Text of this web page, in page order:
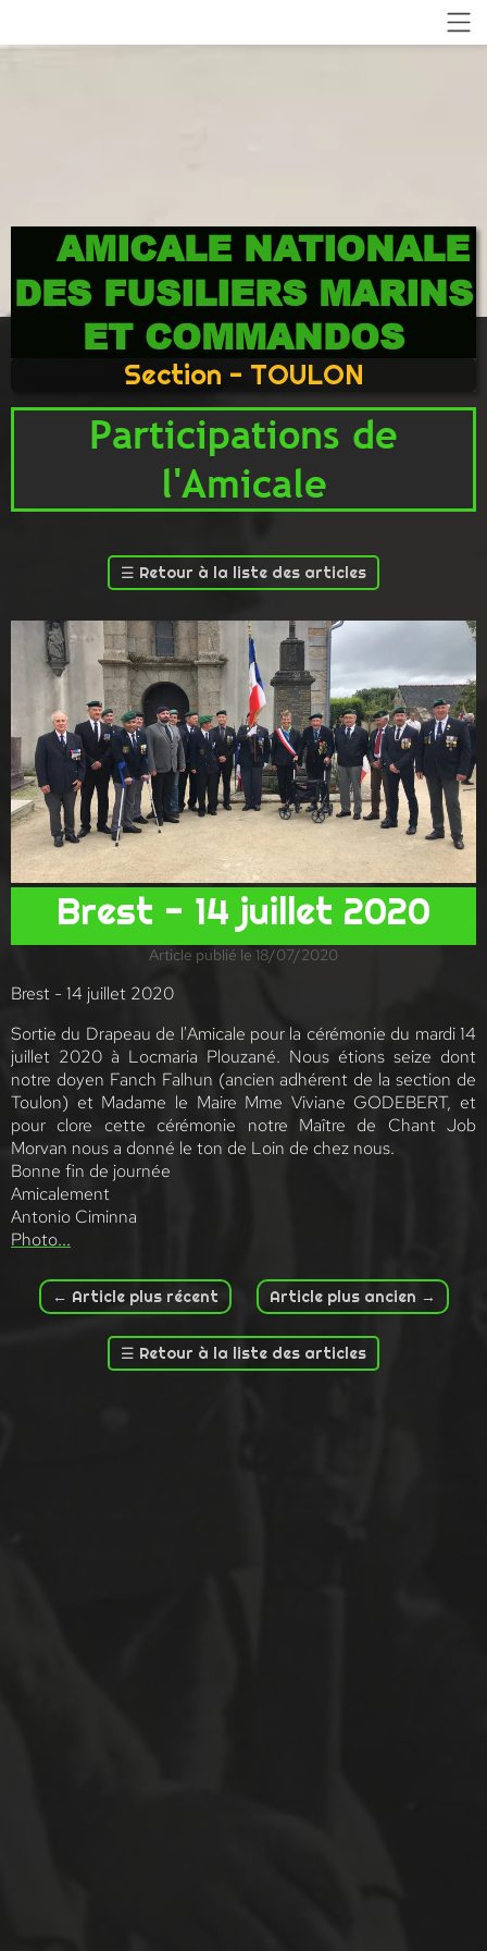
AMICALE NATIONALE
DES FUSILIERS MARINS
ET COMMANDOS
Section - TOULON
Participations de
l'Amicale
☰ Retour à la liste des articles
Brest - 14 juillet 2020
Article publié le 18/07/2020
Brest - 14 juillet 2020
Sortie du Drapeau de l'Amicale pour la cérémonie du mardi 14
juillet 2020 à Locmaria Plouzané. Nous étions seize dont
notre doyen Fanch Falhun (ancien adhérent de la section de
Toulon) et Madame le Maire Mme Viviane GODEBERT, et
pour clore cette cérémonie notre Maître de Chant Job
Morvan nous a donné le ton de Loin de chez nous.
Bonne fin de journée
Amicalement
Antonio Ciminna
Photo...
← Article plus récent Article plus ancien →
☰ Retour à la liste des articles